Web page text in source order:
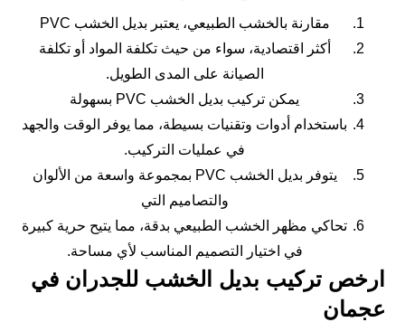
مقارنة بالخشب الطبيعي، يعتبر بديل الخشب PVC
أكثر اقتصادية، سواء من حيث تكلفة المواد أو تكلفة
الصيانة على المدى الطويل.
يمكن تركيب بديل الخشب PVC بسهولة
باستخدام أدوات وتقنيات بسيطة، مما يوفر الوقت والجهد
في عمليات التركيب.
يتوفر بديل الخشب PVC بمجموعة واسعة من الألوان
والتصاميم التي
تحاكي مظهر الخشب الطبيعي بدقة، مما يتيح حرية كبيرة
في اختيار التصميم المناسب لأي مساحة.
ارخص تركيب بديل الخشب للجدران في
عجمان